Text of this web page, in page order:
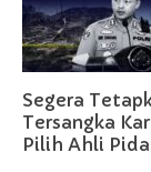
Segera
Tersangka
Pilih Ahli